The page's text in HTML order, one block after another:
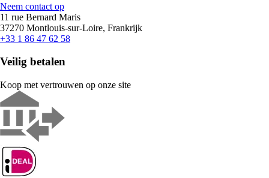
Neem contact op
11 rue Bernard Maris
37270 Montlouis-sur-Loire, Frankrijk
+33 1 86 47 62 58
Veilig betalen
Koop met vertrouwen op onze site